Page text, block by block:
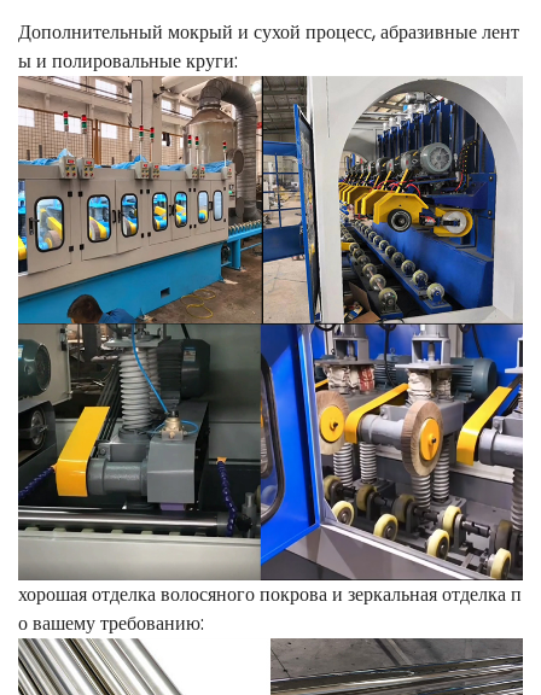
Дополнительный мокрый и сухой процесс, абразивные лент
ы и полировальные круги:
хорошая отделка волосяного покрова и зеркальная отделка п
о вашему требованию: